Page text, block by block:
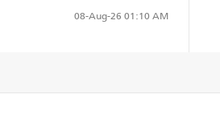
08-Aug-26 01:10 AM